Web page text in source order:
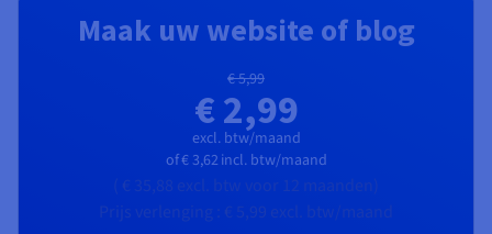
Maak uw website of blog
€ 5,99
€ 2,99
excl. btw/maand
of€ 3,62incl. btw/maand